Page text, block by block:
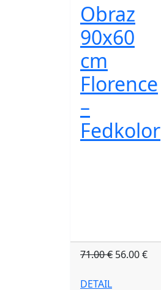
Obraz
90x60
cm
Florence
–
Fedkolor
71.00 € 56.00 €
DETAIL